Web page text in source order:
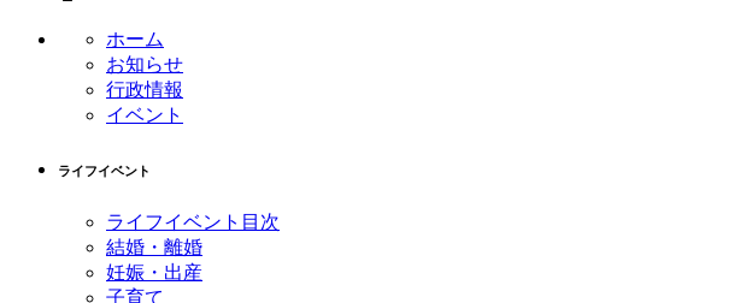
ホーム
お知らせ
行政情報
イベント
ライフイベント
ライフイベント目次
結婚・離婚
妊娠・出産
子育て